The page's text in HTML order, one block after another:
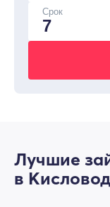
Срок
Лучшие
в